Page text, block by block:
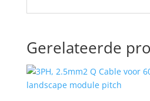
Gerelateerde